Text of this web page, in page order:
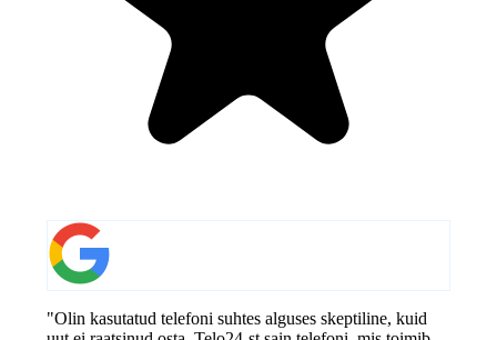
"Olin kasutatud telefoni suhtes alguses skeptiline, kuid